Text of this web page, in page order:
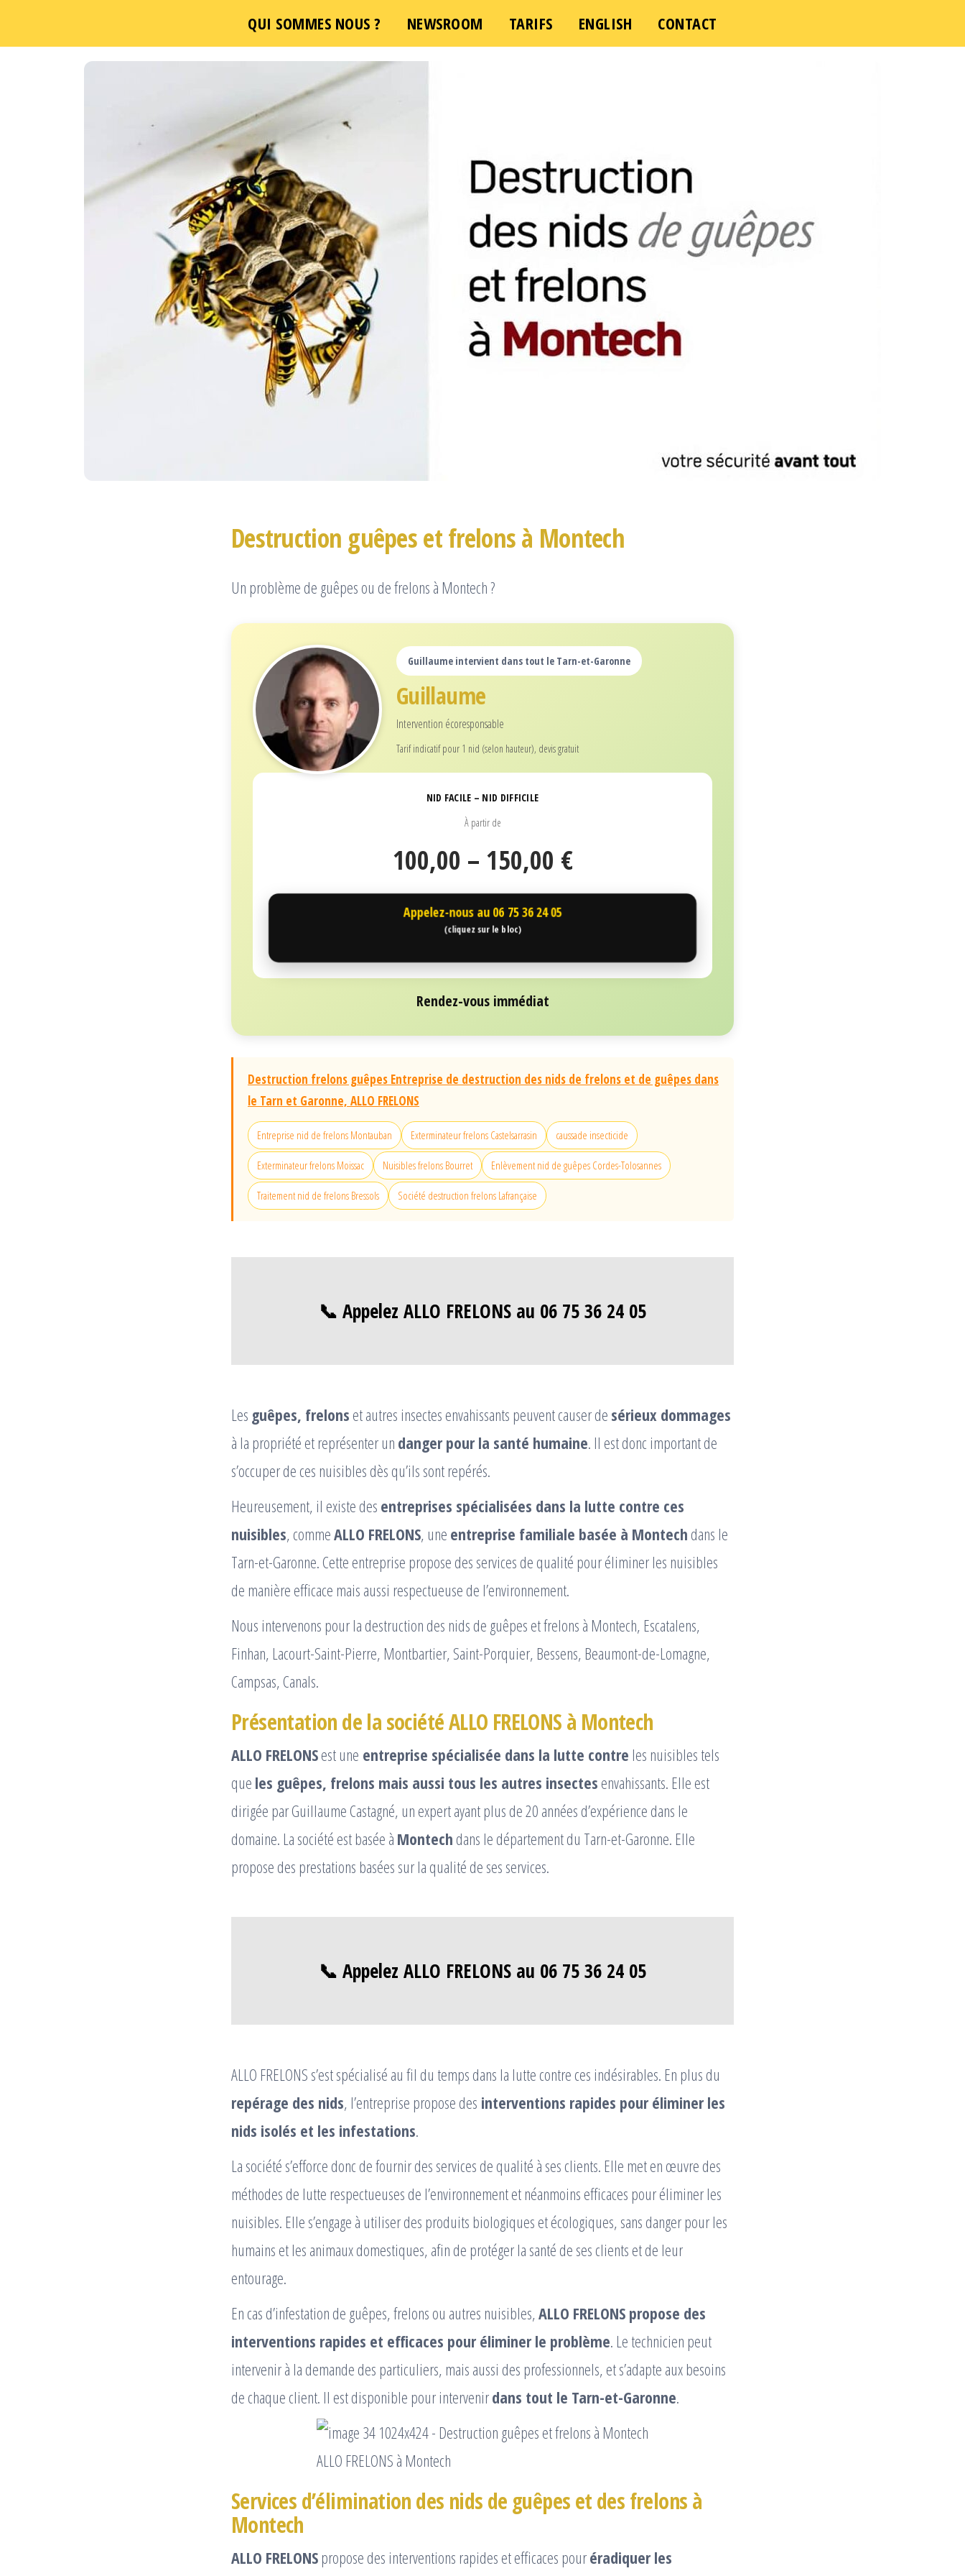
QUI SOMMES NOUS ? NEWSROOM TARIFS ENGLISH
CONTACT
Passer
Destruction guêpes et frelons à Montech
Un problème de guêpes ou de frelons à Montech ?
Guillaume intervient dans tout le Tarn-et-Garonne
Guillaume
Intervention écoresponsable
Tarif indicatif pour 1 nid (selon hauteur), devis gratuit
NID FACILE – NID DIFFICILE
À partir de
100,00 – 150,00 €
Appelez-nous au06 75 36 24 05
(cliquez sur le bloc)
Rendez-vous immédiat
Destruction frelons guêpes Entreprise de destruction des nids de frelons et de guêpes dans
le Tarn et Garonne, ALLO FRELONS
Entreprise nid de frelons Montauban Exterminateur frelons Castelsarrasin caussade insecticide
Exterminateur frelons Moissac Nuisibles frelons Bourret Enlèvement nid de guêpes Cordes-Tolosannes
Traitement nid de frelons Bressols Société destruction frelons Lafrançaise
📞 Appelez ALLO FRELONS au 06 75 36 24 05
Les guêpes, frelons et autres insectes envahissants peuvent causer de sérieux dommages
à la propriété et représenter un danger pour la santé humaine. Il est donc important de
s’occuper de ces nuisibles dès qu’ils sont repérés.
Heureusement, il existe des entreprises spécialisées dans la lutte contre ces
nuisibles, commeALLO FRELONS, une entreprise familiale basée à Montech dans le
Tarn-et-Garonne. Cette entreprise propose des services de qualité pour éliminer les nuisibles
de manière efficace mais aussi respectueuse de l’environnement.
Nous intervenons pour la destruction des nids de guêpes et frelons à Montech, Escatalens,
Finhan, Lacourt-Saint-Pierre, Montbartier, Saint-Porquier, Bessens, Beaumont-de-Lomagne,
Campsas, Canals.
Présentation de la société ALLO FRELONS à Montech
ALLO FRELONSest une entreprise spécialisée dans la lutte contre les nuisibles tels
que les guêpes, frelons mais aussi tous les autres insectes envahissants. Elle est
dirigée par Guillaume Castagné, un expert ayant plus de 20 années d’expérience dans le
domaine. La société est basée à Montech dans le département du Tarn-et-Garonne. Elle
propose des prestations basées sur la qualité de ses services.
📞 Appelez ALLO FRELONS au 06 75 36 24 05
ALLO FRELONS s’est spécialisé au fil du temps dans la lutte contre ces indésirables. En plus du
repérage des nids, l’entreprise propose des interventions rapides pour éliminer les
nids isolés et les infestations.
La société s’efforce donc de fournir des services de qualité à ses clients. Elle met en œuvre des
méthodes de lutte respectueuses de l’environnement et néanmoins efficaces pour éliminer les
nuisibles. Elle s’engage à utiliser des produits biologiques et écologiques, sans danger pour les
humains et les animaux domestiques, afin de protéger la santé de ses clients et de leur
entourage.
En cas d’infestation de guêpes, frelons ou autres nuisibles,ALLO FRELONS propose des
interventions rapides et efficaces pour éliminer le problème. Le technicien peut
intervenir à la demande des particuliers, mais aussi des professionnels, et s’adapte aux besoins
de chaque client. Il est disponible pour intervenirdans tout le Tarn-et-Garonne.
ALLO FRELONS à Montech
Services d’élimination des nids de guêpes et des frelons à
Montech
ALLO FRELONS propose des interventions rapides et efficaces pouréradiquer les